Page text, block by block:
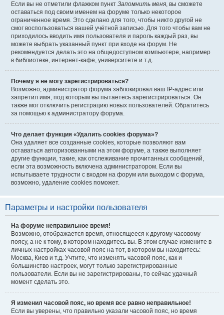
Если вы не отметили флажком пункт Запомнить меня, вы сможете
оставаться под своим именем на форуме только некоторое
ограниченное время. Это сделано для того, чтобы никто другой не
смог воспользоваться вашей учётной записью. Для того чтобы вам не
приходилось вводить имя пользователя и пароль каждый раз, вы
можете выбрать указанный пункт при входе на форум. Не
рекомендуется делать это на общедоступном компьютере, например
в библиотеке, интернет-кафе, университете и т.д.
Почему я не могу зарегистрироваться?
Возможно, администратор форума заблокировал ваш IP-адрес или
запретил имя, под которым вы пытаетесь зарегистрироваться. Он
также мог отключить регистрацию новых пользователей. Обратитесь
за помощью к администратору форума.
Что делает функция «Удалить cookies форума»?
Она удаляет все созданные cookies, которые позволяют вам
оставаться авторизованными на этом форуме, а также выполняет
другие функции, такие, как отслеживание прочитанных сообщений,
если эта возможность включена администратором. Если вы
испытываете трудности с входом на форум или выходом с форума,
возможно, удаление cookies поможет.
Параметры и настройки пользователя
На форуме неправильное время!
Возможно, отображается время, относящееся к другому часовому
поясу, а не к тому, в котором находитесь вы. В этом случае измените в
личных настройках часовой пояс на тот, в котором вы находитесь:
Москва, Киев и т.д. Учтите, что изменять часовой пояс, как и
большинство настроек, могут только зарегистрированные
пользователи. Если вы не зарегистрированы, то сейчас удачный
момент сделать это.
Я изменил часовой пояс, но время все равно неправильное!
Если вы уверены, что правильно указали часовой пояс, но время